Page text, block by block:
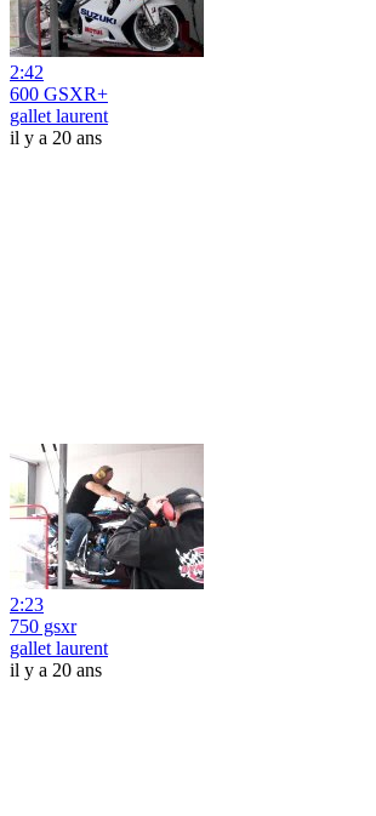
2:42
600 GSXR+
gallet laurent
il y a 20 ans
2:23
750 gsxr
gallet laurent
il y a 20 ans